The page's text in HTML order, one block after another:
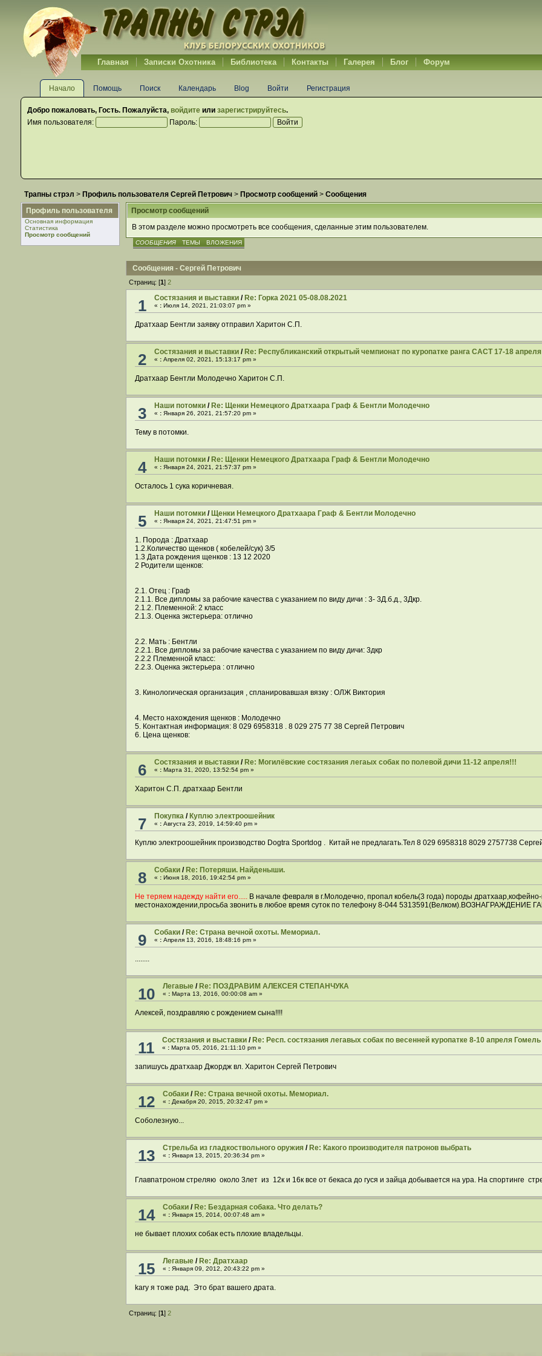
Главная Записки Охотника Библиотека Контакты Галерея Блог Форум
Начало Помощь Поиск Календарь Blog Войти Регистрация
Добро пожаловать, Гость. Пожалуйста, войдитеили зарегистрируйтесь.
Имя пользователя:
Пароль:
Трапны стрэл > Профиль пользователя Сергей Петрович> Просмотр сообщений> Сообщения
Профиль пользователя
Основная информация
Статистика
Просмотр сообщений
Просмотр сообщений
В этом разделе можно просмотреть все сообщения, сделанные этим пользователем.
СООБЩЕНИЯ ТЕМЫ ВЛОЖЕНИЯ
Сообщения - Сергей Петрович
Страниц: [1] 2
1 Cостязания и выставки /Re: Горка 2021 05-08.08.2021
« : Июля 14, 2021, 21:03:07 pm »
Дратхаар Бентли заявку отправил Харитон С.П.
2 Cостязания и выставки /Re: Республиканский открытый чемпионат по куропатке ранга САСТ 17-18 апреля
« : Апреля 02, 2021, 15:13:17 pm »
Дратхаар Бентли Молодечно Харитон С.П.
3 Наши потомки /Re: Щенки Немецкого Дратхаара Граф & Бентли Молодечно
« : Января 26, 2021, 21:57:20 pm »
Тему в потомки.
4 Наши потомки /Re: Щенки Немецкого Дратхаара Граф & Бентли Молодечно
« : Января 24, 2021, 21:57:37 pm »
Осталось 1 сука коричневая.
5 Наши потомки /Щенки Немецкого Дратхаара Граф & Бентли Молодечно
« : Января 24, 2021, 21:47:51 pm »
1. Порода : Дратхаар
1.2.Количество щенков ( кобелей/сук) 3/5
1.3 Дата рождения щенков : 13 12 2020
2 Родители щенков:
2.1. Отец : Граф
2.1.1. Все дипломы за рабочие качества с указанием по виду дичи : 3- 3Д.б.д., 3Дкр.
2.1.2. Племенной: 2 класс
2.1.3. Оценка экстерьера: отлично
2.2. Мать : Бентли
2.2.1. Все дипломы за рабочие качества с указанием по виду дичи: 3дкр
2.2.2 Племенной класс:
2.2.3. Оценка экстерьера : отлично
3. Кинологическая организация , спланировавшая вязку : ОЛЖ Виктория
4. Место нахождения щенков : Молодечно
5. Контактная информация: 8 029 6958318 . 8 029 275 77 38 Сергей Петрович
6. Цена щенков:
6 Cостязания и выставки /Re: Могилёвские состязания легаых собак по полевой дичи 11-12 апреля!!!
« : Марта 31, 2020, 13:52:54 pm »
Харитон С.П. дратхаар Бентли
7 Покупка /Куплю электроошейник
« : Августа 23, 2019, 14:59:40 pm »
Куплю электроошейник производство Dogtra Sportdog . Китай не предлагать.Тел 8 029 6958318 8029 2757738
8 Собаки /Re: Потеряши. Найденыши.
« : Июня 18, 2016, 19:42:54 pm »
Не теряем надежду найти его..... В начале февраля в г.Молодечно, пропал кобель(3 года) породы
местонахождении,просьба звонить в любое время суток по телефону 8-044 5313591(Велком).ВОЗНАГРАЖДЕНИЕ
9 Собаки /Re: Страна вечной охоты. Мемориал.
« : Апреля 13, 2016, 18:48:16 pm »
10 Легавые /Re: ПОЗДРАВИМ АЛЕКСЕЯ СТЕПАНЧУКА
« : Марта 13, 2016, 00:00:08 am »
Алексей, поздравляю с рождением сына!!!!
11 Cостязания и выставки /Re: Респ. состязания легавых собак по весенней куропатке 8-10 апреля Гомель
« : Марта 05, 2016, 21:11:10 pm »
запишусь дратхаар Джордж вл. Харитон Сергей Петрович
12 Собаки /Re: Страна вечной охоты. Мемориал.
« : Декабря 20, 2015, 20:32:47 pm »
Соболезную...
13 Стрельба из гладкоствольного оружия /Re: Какого производителя патронов выбрать
« : Января 13, 2015, 20:36:34 pm »
Главпатроном стреляю около 3лет из 12к и 16к все от бекаса до гуся и зайца добывается на ура. На спортинге
14 Собаки /Re: Бездарная собака. Что делать?
« : Января 15, 2014, 00:07:48 am »
не бывает плохих собак есть плохие владельцы.
15 Легавые /Re: Дратхаар
« : Января 09, 2012, 20:43:22 pm »
kary я тоже рад. Это брат вашего драта.
Страниц: [1] 2